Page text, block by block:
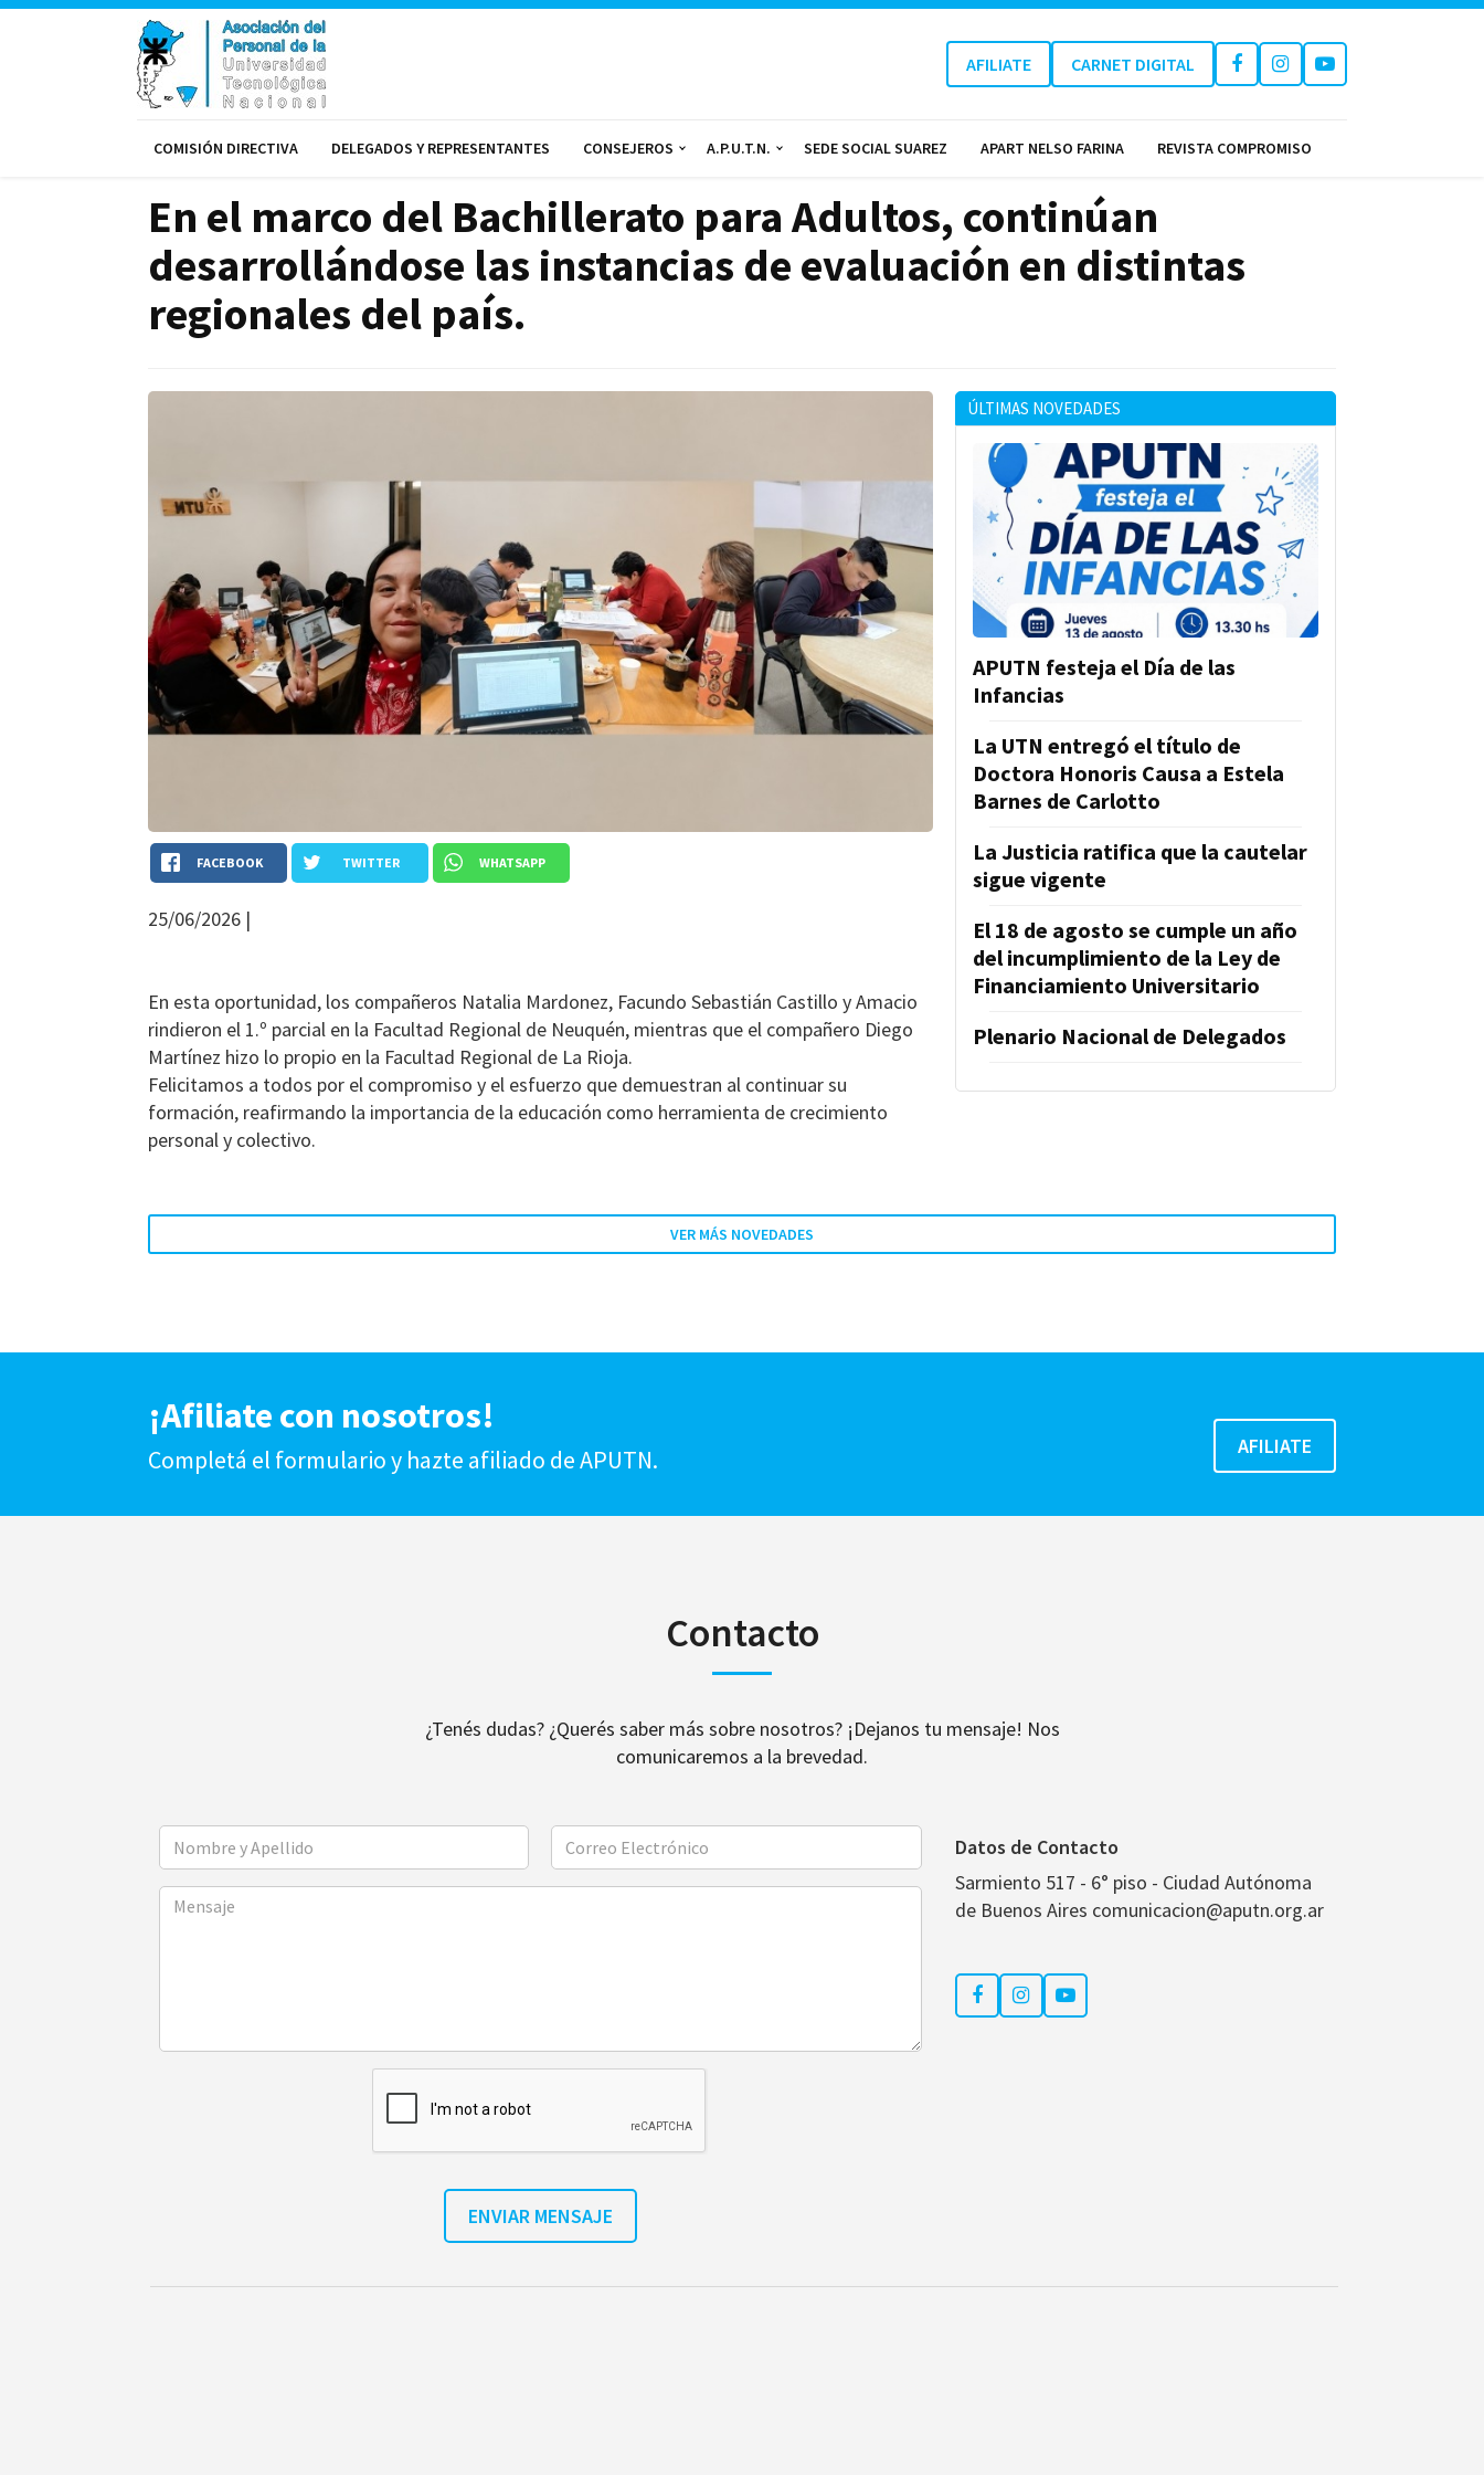
AFILIATE CARNET DIGITAL
COMISIÓN DIRECTIVA DELEGADOS Y REPRESENTANTES CONSEJEROS A.P.U.T.N. SEDE SOCIAL SUAREZ APART NELSO FARINA REVISTA COMPROMISO
En el marco del Bachillerato para Adultos, continúan
desarrollándose las instancias de evaluación en distintas
regionales del país.
FACEBOOK TWITTER WHATSAPP
25/06/2026 |
En esta oportunidad, los compañeros Natalia Mardonez, Facundo Sebastián Castillo y Amacio
rindieron el 1.º parcial en la Facultad Regional de Neuquén, mientras que el compañero Diego
Martínez hizo lo propio en la Facultad Regional de La Rioja.
Felicitamos a todos por el compromiso y el esfuerzo que demuestran al continuar su
formación, reafirmando la importancia de la educación como herramienta de crecimiento
personal y colectivo.
ÚLTIMAS NOVEDADES
APUTN festeja el Día de las
Infancias
La UTN entregó el título de
Doctora Honoris Causa a Estela
Barnes de Carlotto
La Justicia ratifica que la cautelar
sigue vigente
El 18 de agosto se cumple un año
del incumplimiento de la Ley de
Financiamiento Universitario
Plenario Nacional de Delegados
VER MÁS NOVEDADES
¡Afiliate con nosotros!
Completá el formulario y hazte afiliado de APUTN.
Contacto
¿Tenés dudas? ¿Querés saber más sobre nosotros? ¡Dejanos tu mensaje! Nos
comunicaremos a la brevedad.
Datos de Contacto
Sarmiento 517 - 6° piso - Ciudad Autónoma
de Buenos Aires comunicacion@aputn.org.ar